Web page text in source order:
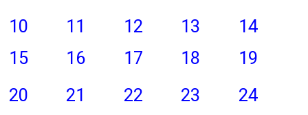
10
11 12 13
14
15
16 17 18
19
20
21 22 23
24